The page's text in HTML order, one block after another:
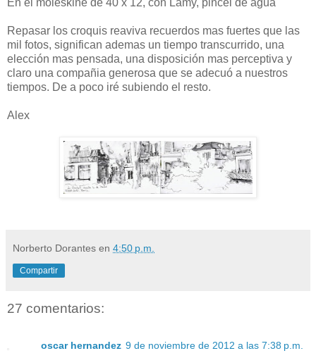
En el moleskine de 40 x 12, con Lamy, pincel de agua
Repasar los croquis reaviva recuerdos mas fuertes que las
mil fotos, significan ademas un tiempo transcurrido, una
elección mas pensada, una disposición mas perceptiva y
claro una compañia generosa que se adecuó a nuestros
tiempos. De a poco iré subiendo el resto.
Alex
Norberto Dorantes en 4:50 p.m.
Compartir
27 comentarios:
oscar hernandez 9 de noviembre de 2012 a las 7:38 p.m.